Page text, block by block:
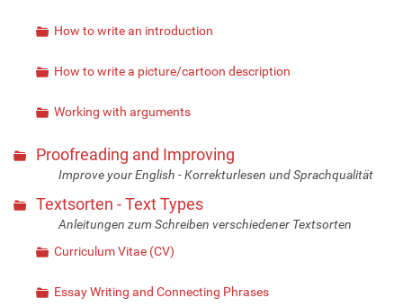
How to write an introduction
How to write a picture/cartoon description
Working with arguments
Proofreading and Improving
Improve your English - Korrekturlesen und Sprachqualität
Textsorten - Text Types
Anleitungen zum Schreiben verschiedener Textsorten
Curriculum Vitae (CV)
Essay Writing and Connecting Phrases